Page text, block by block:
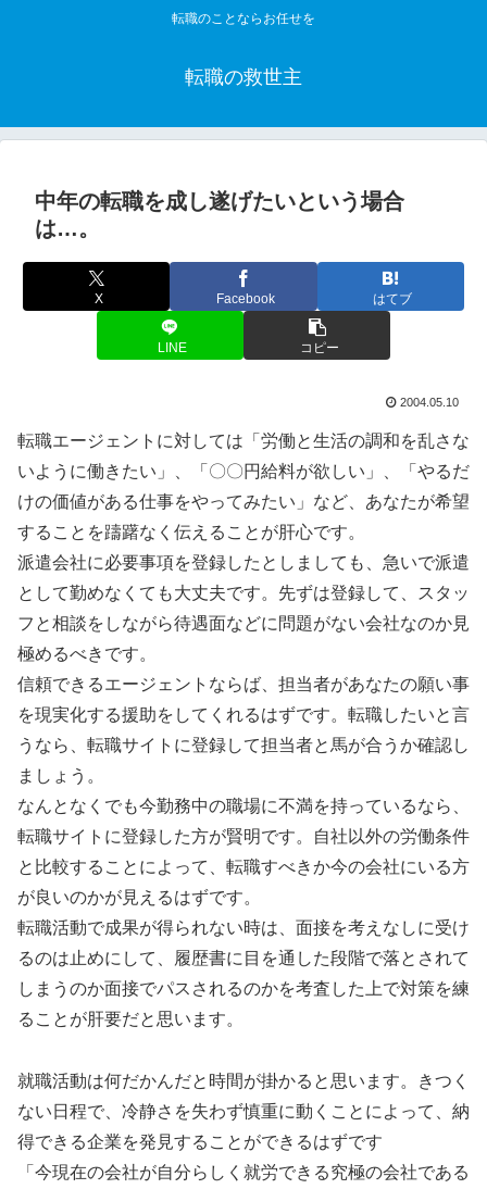
転職のことならお任せを
転職の救世主
中年の転職を成し遂げたいという場合
は…。
X Facebook はてブ
LINE コピー
2004.05.10
転職エージェントに対しては「労働と生活の調和を乱さな
いように働きたい」、「〇〇円給料が欲しい」、「やるだ
けの価値がある仕事をやってみたい」など、あなたが希望
することを躊躇なく伝えることが肝心です。
派遣会社に必要事項を登録したとしましても、急いで派遣
として勤めなくても大丈夫です。先ずは登録して、スタッ
フと相談をしながら待遇面などに問題がない会社なのか見
極めるべきです。
信頼できるエージェントならば、担当者があなたの願い事
を現実化する援助をしてくれるはずです。転職したいと言
うなら、転職サイトに登録して担当者と馬が合うか確認し
ましょう。
なんとなくでも今勤務中の職場に不満を持っているなら、
転職サイトに登録した方が賢明です。自社以外の労働条件
と比較することによって、転職すべきか今の会社にいる方
が良いのかが見えるはずです。
転職活動で成果が得られない時は、面接を考えなしに受け
るのは止めにして、履歴書に目を通した段階で落とされて
しまうのか面接でパスされるのかを考査した上で対策を練
ることが肝要だと思います。
就職活動は何だかんだと時間が掛かると思います。きつく
ない日程で、冷静さを失わず慎重に動くことによって、納
得できる企業を発見することができるはずです
「今現在の会社が自分らしく就労できる究極の会社である